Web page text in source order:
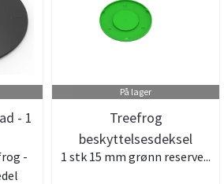
- 1
-
På lager
Treefrog
beskyttelsesdeksel
vakuum pad - 1stk
1 stk 15 mm grønn reserve...